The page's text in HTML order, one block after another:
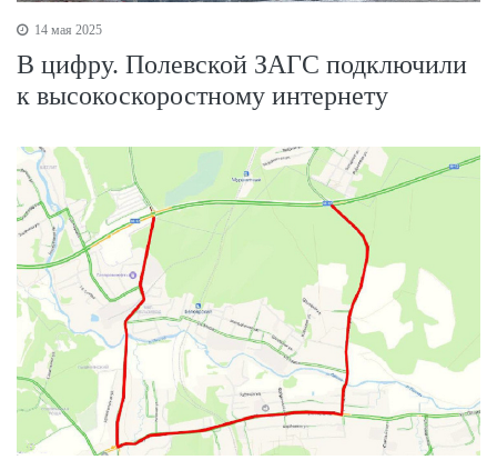
14 мая 2025
В цифру. Полевской ЗАГС подключили
к высокоскоростному интернету